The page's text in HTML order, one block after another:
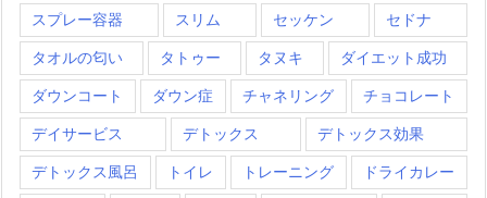
スプレー容器 スリム セッケン セドナ
タオルの匂い タトゥー タヌキ ダイエット成功
ダウンコート ダウン症 チャネリング チョコレート
デイサービス デトックス デトックス効果
デトックス風呂 トイレ トレーニング ドライカレー